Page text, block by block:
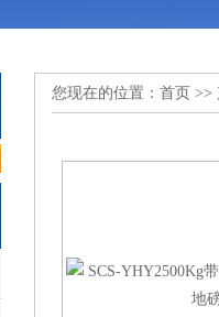
您现在的位置： 首页 >>